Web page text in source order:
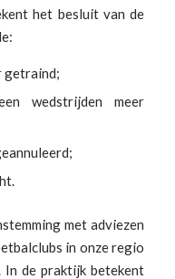
het besluit van de
getraind;
wedstrijden meer
met adviezen
in onze regio
In de praktijk betekent